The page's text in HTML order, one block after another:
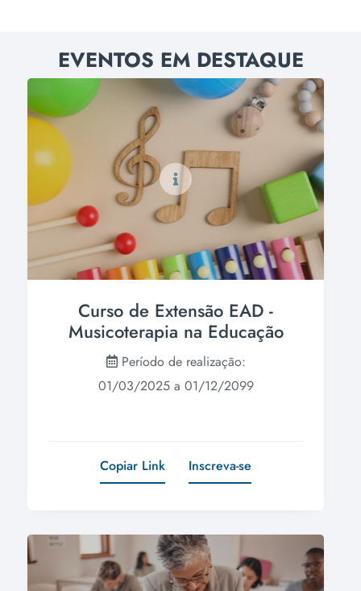
EVENTOS EM DESTAQUE
Curso de Extensão EAD -
Musicoterapia na Educação
Período de realização:
01/03/2025 a 01/12/2099
Copiar Link Inscreva-se